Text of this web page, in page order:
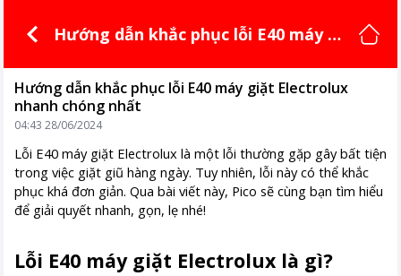
Hướng dẫn khắc phục lỗi E40 máy gi
Hướng dẫn khắc phục lỗi E40 máy giặt Electrolux
nhanh chóng nhất
04:43 28/06/2024
Lỗi E40 máy giặt Electrolux là một lỗi thường gặp gây bất tiện
trong việc giặt giũ hàng ngày. Tuy nhiên, lỗi này có thể khắc
phục khá đơn giản. Qua bài viết này, Pico sẽ cùng bạn tìm hiểu
để giải quyết nhanh, gọn, lẹ nhé!
Lỗi E40 máy giặt Electrolux là gì?